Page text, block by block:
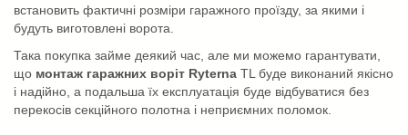
встановить фактичні розміри гаражного проїзду, за якими і
будуть виготовлені ворота.
Така покупка займе деякий час, але ми можемо гарантувати,
що монтаж гаражних воріт Ryterna TL буде виконаний якісно
і надійно, а подальша їх експлуатація буде відбуватися без
перекосів секційного полотна і неприємних поломок.